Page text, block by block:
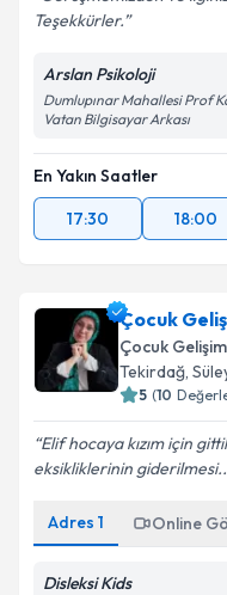
Kişisel
kapsamda
Teşekkürler.
Arslan Psikoloji
Dumlupınar Mahallesi Prof
Vatan Bilgisayar Arkası
En Yakın Saatler
17:30
18:00
Çocuk
Çocuk Gelişim
Tekirdağ,
5 (10
Elif hocaya kızım için
eksikliklerinin
Adres 1 Online
Disleksi Kids